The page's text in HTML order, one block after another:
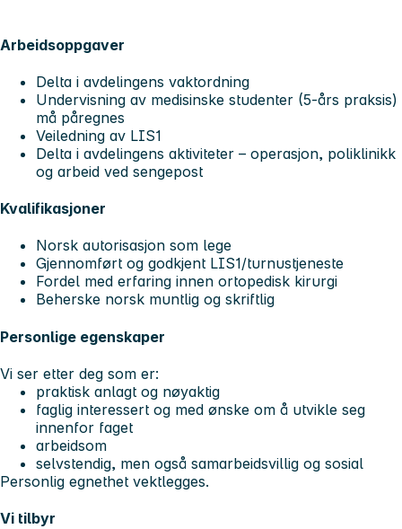
Arbeidsoppgaver
Delta i avdelingens vaktordning
Undervisning av medisinske studenter (5-års praksis)
må påregnes
Veiledning av LIS1
Delta i avdelingens aktiviteter – operasjon, poliklinikk
og arbeid ved sengepost
Kvalifikasjoner
Norsk autorisasjon som lege
Gjennomført og godkjent LIS1/turnustjeneste
Fordel med erfaring innen ortopedisk kirurgi
Beherske norsk muntlig og skriftlig
Personlige egenskaper
Vi ser etter deg som er:
praktisk anlagt og nøyaktig
faglig interessert og med ønske om å utvikle seg
innenfor faget
arbeidsom
selvstendig, men også samarbeidsvillig og sosial
Personlig egnethet vektlegges.
Vi tilbyr